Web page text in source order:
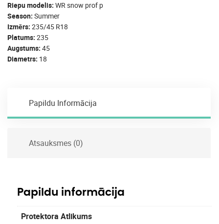
Riepu modelis WR snow prof p
Season Summer
Izmērs 235/45 R18
Platums 235
Augstums 45
Diametrs 18
Papildu Informācija
Atsauksmes (0)
Papildu informācija
Protektora Atlikums